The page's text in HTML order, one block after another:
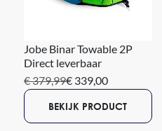
Jobe Binar Towable 2P
Direct leverbaar
€ 379,99€ 339,00
BEKIJK PRODUCT